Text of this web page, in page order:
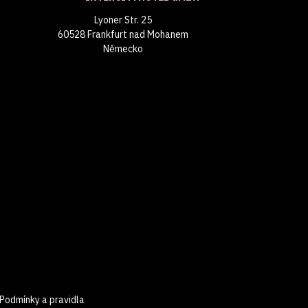
Lyoner Str. 25
60528 Frankfurt nad Mohanem
Německo
Podmínky a pravidla